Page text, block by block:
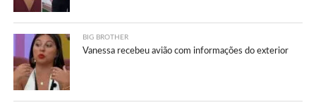
BIG BROTHER
Vanessa recebeu avião com informações do exterior